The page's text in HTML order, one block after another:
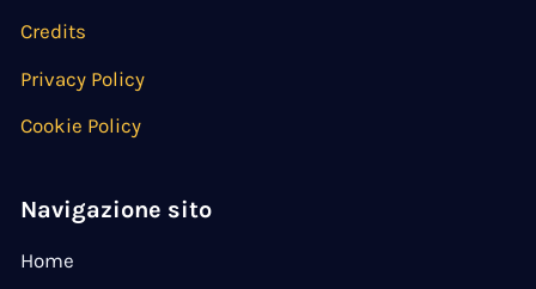
Credits
Privacy Policy
Cookie Policy
Navigazione sito
Home